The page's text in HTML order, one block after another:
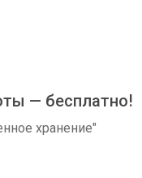
— бесплатно!
хранение"